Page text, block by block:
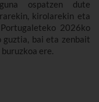
ospatzen dute
kirolarekin eta
2026ko
bai eta zenbait
ere.